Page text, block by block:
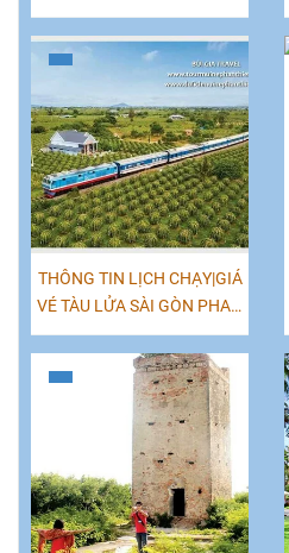
THÔNG TIN LỊCH CHẠY|GIÁ
VÉ TÀU LỬA SÀI GÒN PHAN
THIẾT